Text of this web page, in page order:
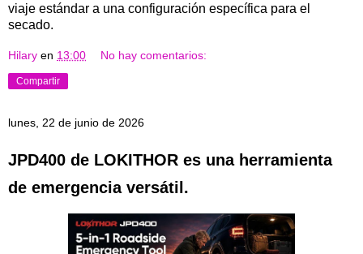
viaje estándar a una configuración específica para el
secado.
Hilary en 13:00 No hay comentarios:
Compartir
lunes, 22 de junio de 2026
JPD400 de LOKITHOR es una herramienta
de emergencia versátil.